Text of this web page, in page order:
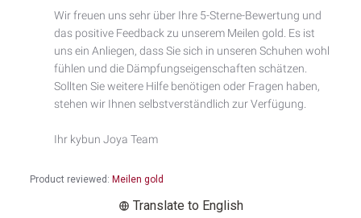
Product reviewed: Meilen gold
Review
Custom
Comment
2025
Wir freuen uns sehr über Ihre 5-Sterne-Bewertung und
das positive Feedback zu unserem Meilen gold. Es ist
uns ein Anliegen, dass Sie sich in unseren Schuhen wohl
fühlen und die Dämpfungseigenschaften schätzen.
Sollten Sie weitere Hilfe benötigen oder Fragen haben,
stehen wir Ihnen selbstverständlich zur Verfügung.
Ihr kybun Joya Team
Translate to English